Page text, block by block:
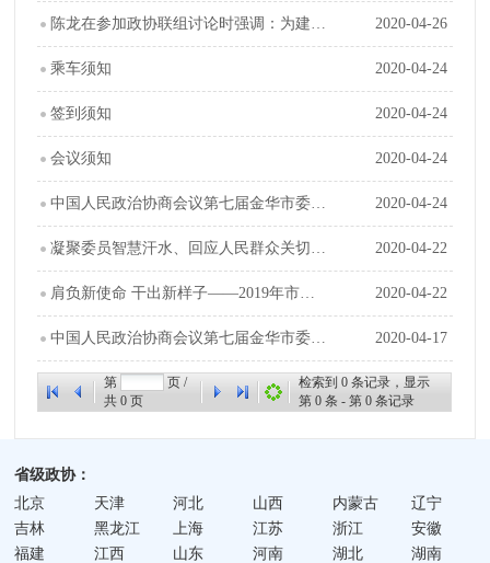
陈龙在参加政协联组讨论时强调：为建设“重要窗口”画好最大同心圆 2020-04-26
乘车须知 2020-04-24
签到须知 2020-04-24
会议须知 2020-04-24
中国人民政治协商会议第七届金华市委员会第四次会议日程 2020-04-24
凝聚委员智慧汗水、回应人民群众关切期盼——市政协七届三次会议547件提案全部办复 2020-04-22
肩负新使命 干出新样子——2019年市政协工作回眸 2020-04-22
中国人民政治协商会议第七届金华市委员会第四次会议健康申报表下载打印 2020-04-17
第
页 /
共0 页
检索到0 条记录，显示
第0 条 - 第0 条记录
省级政协：
北京
天津 河北 山西 内蒙古
辽宁
吉林
黑龙江 上海 江苏 浙江
安徽
福建
江西 山东 河南 湖北
湖南